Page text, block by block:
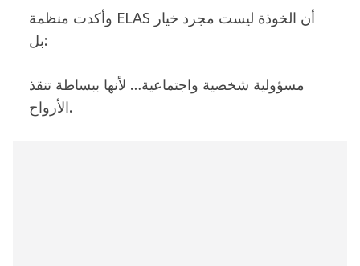
وأكدت منظمة ELAS أن الخوذة ليست مجرد خيار
بل:
مسؤولية شخصية واجتماعية… لأنها ببساطة تنقذ
الأرواح.